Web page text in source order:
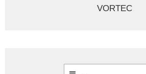
VORTEC